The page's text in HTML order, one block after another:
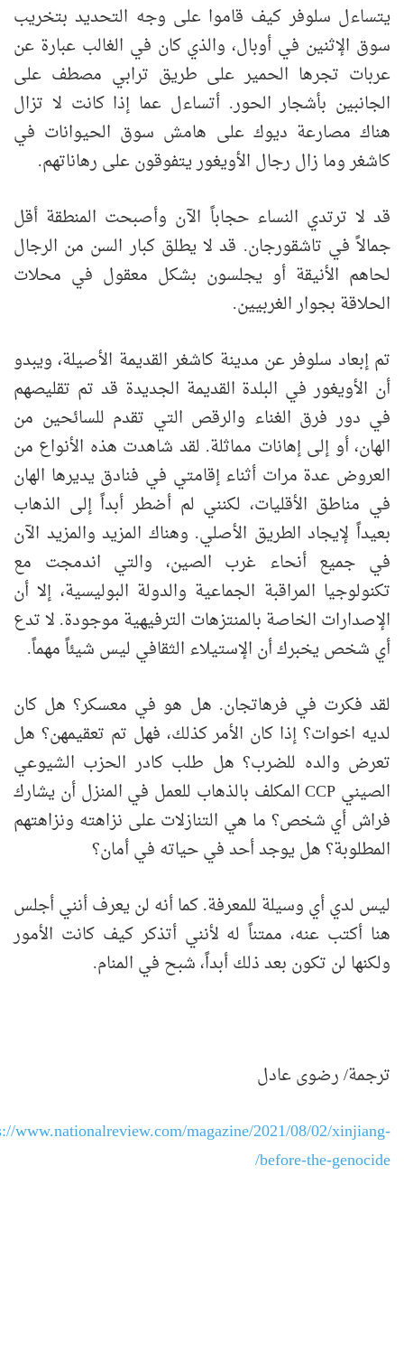
يتساءل سلوفر كيف قاموا على وجه التحديد بتخريب
سوق الإثنين في أوبال، والذي كان في الغالب عبارة عن
عربات تجرها الحمير على طريق ترابي مصطف على
الجانبين بأشجار الحور. أتساءل عما إذا كانت لا تزال
هناك مصارعة ديوك على هامش سوق الحيوانات في
كاشغر وما زال رجال الأويغور يتفوقون على رهاناتهم.
قد لا ترتدي النساء حجاباً الآن وأصبحت المنطقة أقل
جمالاً في تاشقورجان. قد لا يطلق كبار السن من الرجال
لحاهم الأنيقة أو يجلسون بشكل معقول في محلات
الحلاقة بجوار الغربيين.
تم إبعاد سلوفر عن مدينة كاشغر القديمة الأصيلة، ويبدو
أن الأويغور في البلدة القديمة الجديدة قد تم تقليصهم
في دور فرق الغناء والرقص التي تقدم للسائحين من
الهان، أو إلى إهانات مماثلة. لقد شاهدت هذه الأنواع من
العروض عدة مرات أثناء إقامتي في فنادق يديرها الهان
في مناطق الأقليات، لكنني لم أضطر أبداً إلى الذهاب
بعيداً لإيجاد الطريق الأصلي. وهناك المزيد والمزيد الآن
في جميع أنحاء غرب الصين، والتي اندمجت مع
تكنولوجيا المراقبة الجماعية والدولة البوليسية، إلا أن
الإصدارات الخاصة بالمنتزهات الترفيهية موجودة. لا تدع
أي شخص يخبرك أن الإستيلاء الثقافي ليس شيئاً مهماً.
لقد فكرت في فرهاتجان. هل هو في معسكر؟ هل كان
لديه اخوات؟ إذا كان الأمر كذلك، فهل تم تعقيمهن؟ هل
تعرض والده للضرب؟ هل طلب كادر الحزب الشيوعي
الصيني CCP المكلف بالذهاب للعمل في المنزل أن يشارك
فراش أي شخص؟ ما هي التنازلات على نزاهته ونزاهتهم
المطلوبة؟ هل يوجد أحد في حياته في أمان؟
ليس لدي أي وسيلة للمعرفة. كما أنه لن يعرف أنني أجلس
هنا أكتب عنه، ممتناً له لأنني أتذكر كيف كانت الأمور
ولكنها لن تكون بعد ذلك أبداً، شبح في المنام.
ترجمة/ رضوى عادل
www.nationalreview.com/magazine/2021/08/02/xinjiang-
before-the-genocide/